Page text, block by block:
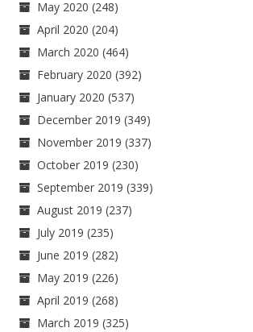
May 2020 (248)
April 2020 (204)
March 2020 (464)
February 2020 (392)
January 2020 (537)
December 2019 (349)
November 2019 (337)
October 2019 (230)
September 2019 (339)
August 2019 (237)
July 2019 (235)
June 2019 (282)
May 2019 (226)
April 2019 (268)
March 2019 (325)